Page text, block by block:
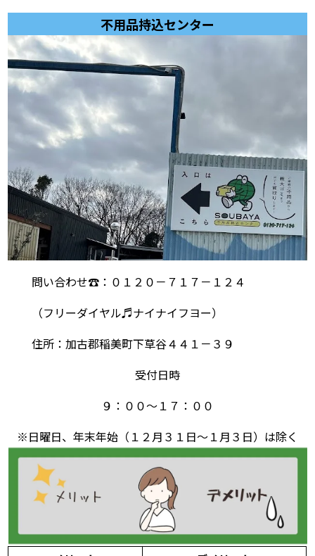
不用品持込センター
問い合わせ☎：０１２０－７１７－１２４
（フリーダイヤル♬ナイナイフヨー）
住所：加古郡稲美町下草谷４４１－３９
受付日時
９：００～１７：００
※日曜日、年末年始（１２月３１日～１月３日）は除く